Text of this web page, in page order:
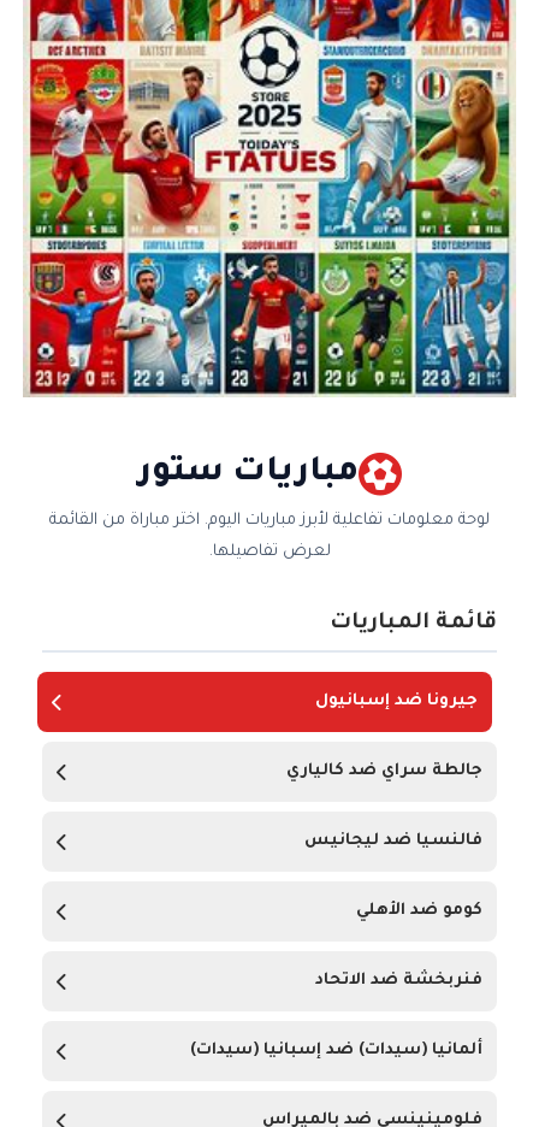
مباريات ستور
لوحة معلومات تفاعلية لأبرز مباريات اليوم. اختر مباراة من القائمة
لعرض تفاصيلها.
قائمة المباريات
جيرونا ضد إسبانيول
جالطة سراي ضد كالياري
فالنسيا ضد ليجانيس
كومو ضد الأهلي
فنربخشة ضد الاتحاد
ألمانيا (سيدات) ضد إسبانيا (سيدات)
فلومينينسي ضد بالميراس